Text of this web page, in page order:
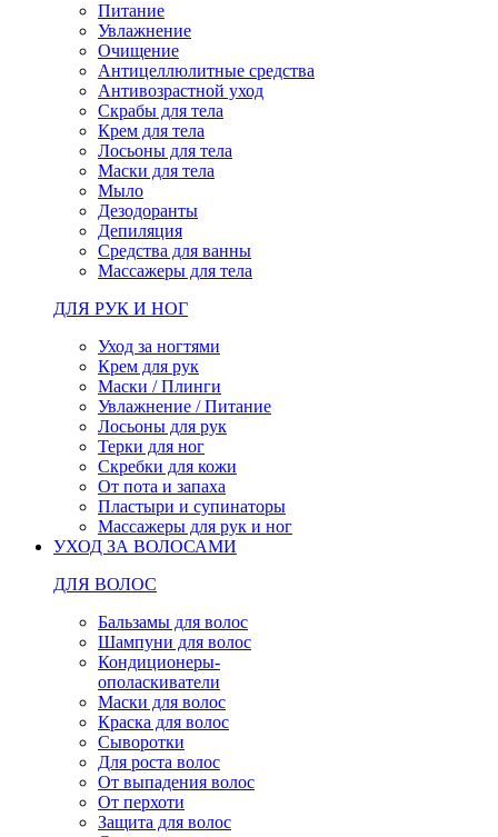
Питание
Увлажнение
Очищение
Антицеллюлитные средства
Антивозрастной уход
Скрабы для тела
Крем для тела
Лосьоны для тела
Маски для тела
Мыло
Дезодоранты
Депиляция
Средства для ванны
Массажеры для тела
ДЛЯ РУК И НОГ
Уход за ногтями
Крем для рук
Маски / Плинги
Увлажнение / Питание
Лосьоны для рук
Терки для ног
Скребки для кожи
От пота и запаха
Пластыри и супинаторы
Массажеры для рук и ног
УХОД ЗА ВОЛОСАМИ
ДЛЯ ВОЛОС
Бальзамы для волос
Шампуни для волос
Кондиционеры-
ополаскиватели
Маски для волос
Краска для волос
Сыворотки
Для роста волос
От выпадения волос
От перхоти
Защита для волос